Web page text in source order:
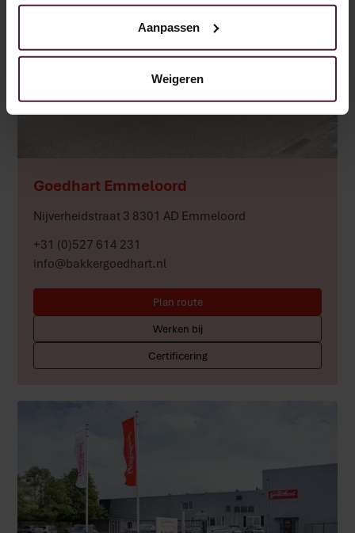
Aanpassen
Weigeren
Goedhart Emmeloord
Nijverheidstraat 3 8301 AD Emmeloord
+31 (0)527 614 231
info@bakkergoedhart.nl
Plan route
Werken bij
Certificering